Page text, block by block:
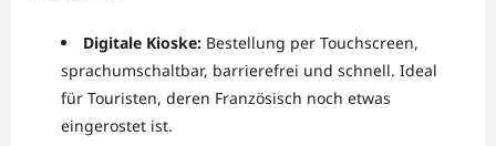
Digitale Kioske: Bestellung per Touchscreen,
sprachumschaltbar, barrierefrei und schnell. Ideal
für Touristen, deren Französisch noch etwas
eingerostet ist.